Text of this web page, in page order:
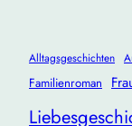
Alltagsgeschichten
Familienroman